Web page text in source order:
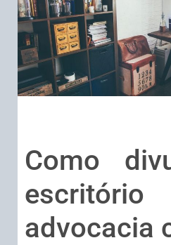
Como
advocacia